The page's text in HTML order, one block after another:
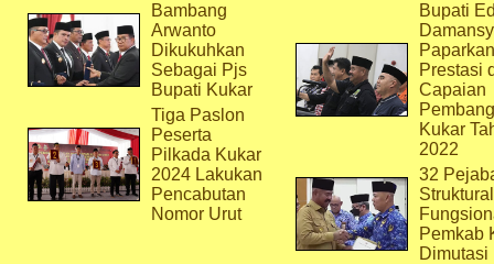
Bambang
Arwanto
Dikukuhkan
Sebagai Pjs
Bupati Kukar
Tiga Paslon
Peserta
Pilkada Kukar
2024 Lakukan
Pencabutan
Nomor Urut
Bupati
Paparkan
Prestasi
Capaian
Kukar
2022
32
Pemkab
Dimutasi